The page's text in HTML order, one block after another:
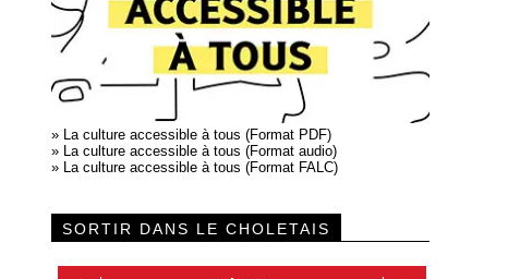
» La culture accessible à tous (Format PDF)
» La culture accessible à tous (Format audio)
» La culture accessible à tous (Format FALC)
SORTIR DANS LE CHOLETAIS